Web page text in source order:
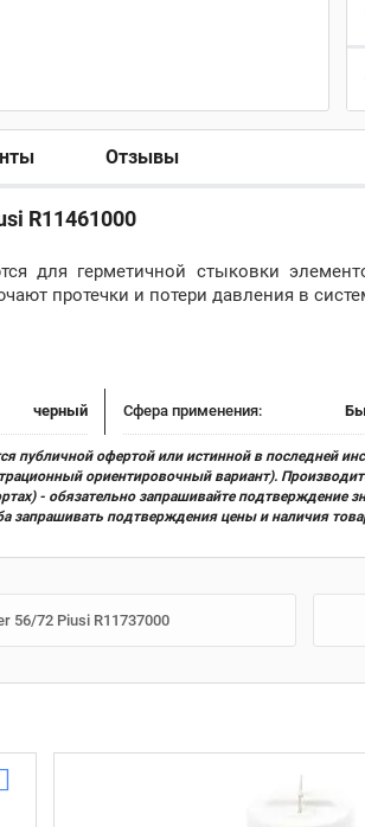
Отзывы
R11461000
для герметичной стыковки
протечки и потери давления в
черный Сфера применения:
публичной офертой или истинной в последней
ориентировочный вариант).
- обязательно запрашивайте подтверждение
подтверждения цены и наличия
56/72 Рiusi R11737000